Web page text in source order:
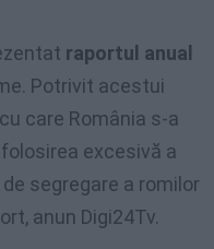
raportul anual
Potrivit acestui
care România s-a
excesivă a
segregare a romilor
anun Digi24Tv.